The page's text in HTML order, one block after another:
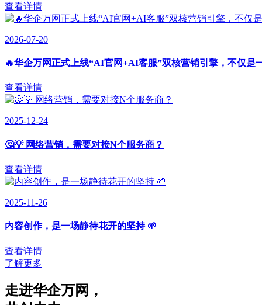
查看详情
2026-07-20
🔥华企万网正式上线“AI官网+AI客服”双核营销引擎，不仅是
查看详情
2025-12-24
🤔💡 网络营销，需要对接N个服务商？
查看详情
2025-11-26
内容创作，是一场静待花开的坚持 🌱
查看详情
了解更多
走进华企万网 ，